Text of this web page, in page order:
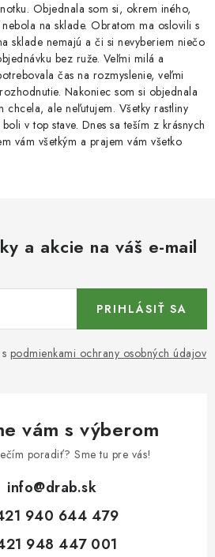
Objednala som si, okrem iného,
na sklade. Obratom ma oslovili s
sklade nemajú a či si nevyberiem niečo
bez ruže. Veľmi milá a
čas na rozmyslenie, veľmi
Nakoniec som si objednala
chcela, ale neľutujem. Všetky rastliny
v top stave. Dnes sa teším z krásnych
vám všetkým a prajem vám všetko
a akcie na váš e-mail
podmienkami ochrany osobných údajov
PRIHLÁSIŤ SA
vám s výberom
poradiť? Sme tu pre vás!
info@drab.sk
940 644 479
948 447 001